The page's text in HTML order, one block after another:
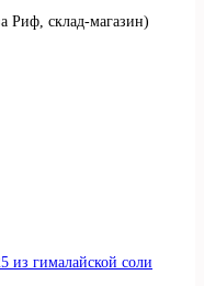
Риф, склад-магазин)